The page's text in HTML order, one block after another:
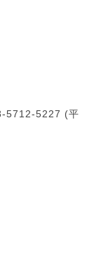
5712-5227 (平